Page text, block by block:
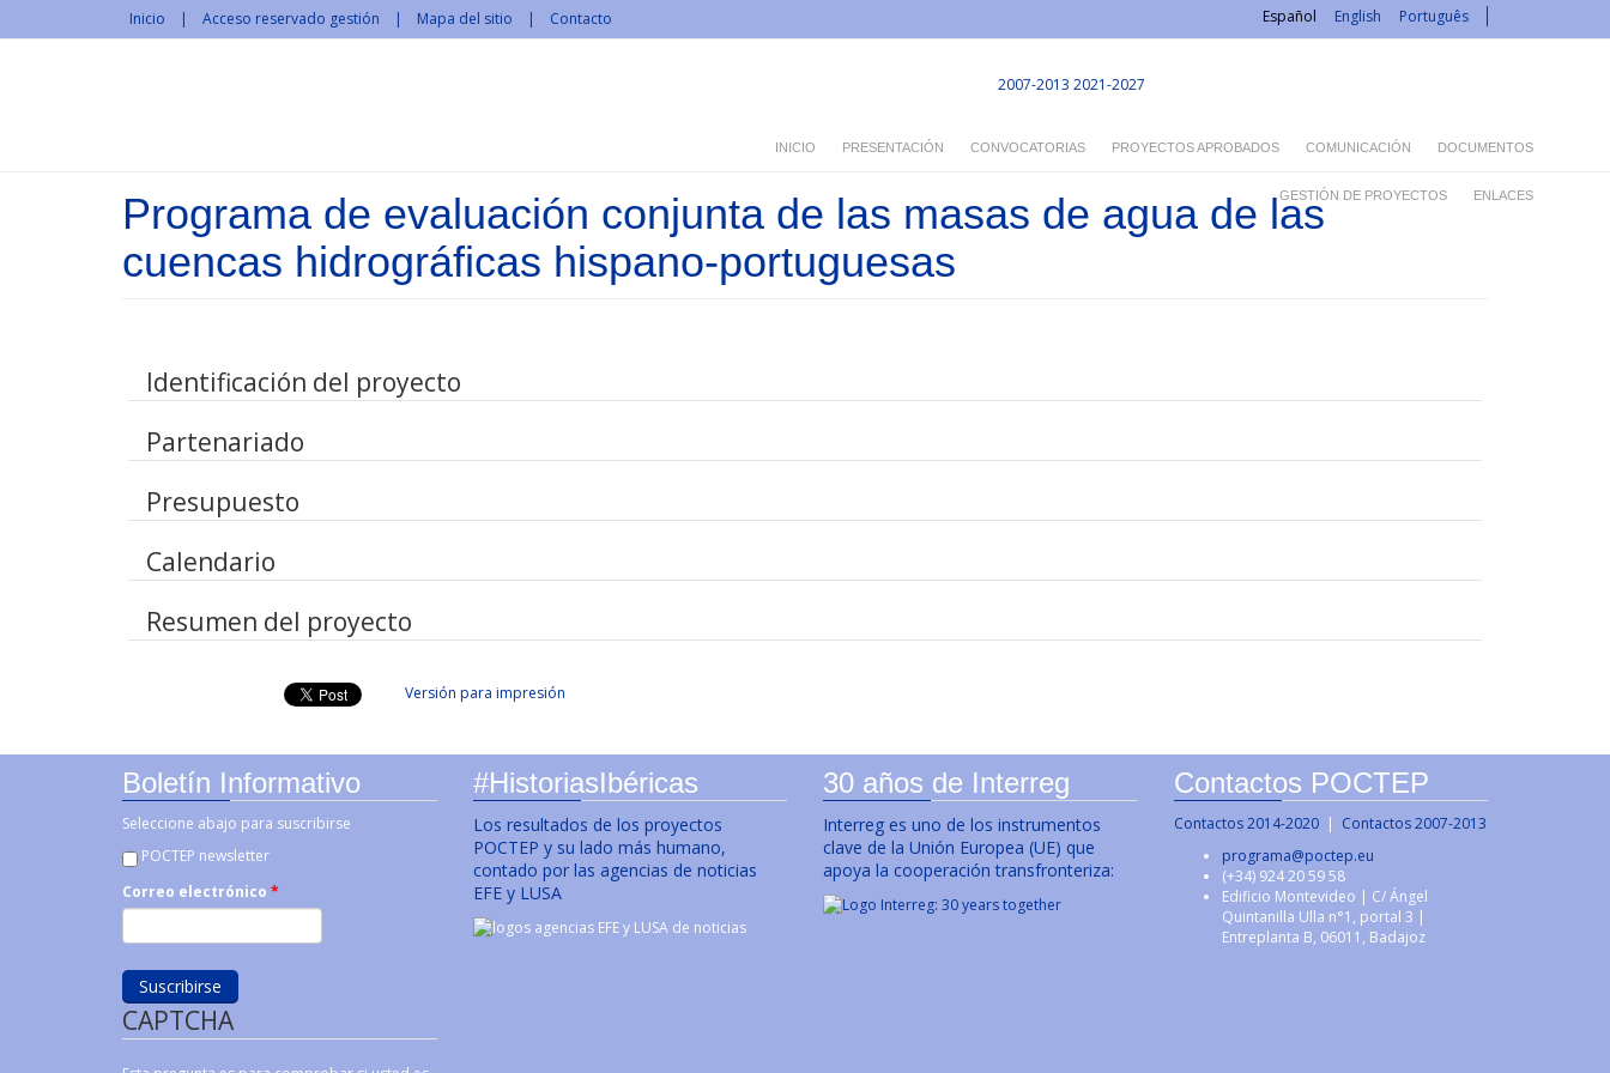
Pasar al contenido principal
Inicio Acceso reservado gestión Mapa del sitio Contacto Español English Português
INICIO PRESENTACIÓN CONVOCATORIAS PROYECTOS APROBADOS COMUNICACIÓN DOCUMENTOS
GESTIÓN DE PROYECTOS ENLACES
2007-2013 2021-2027
Programa de evaluación conjunta de las masas de agua de las
cuencas hidrográficas hispano-portuguesas
Identificación del proyecto
Partenariado
Presupuesto
Calendario
Resumen del proyecto
Versión para impresión
Boletín Informativo
Seleccione abajo para suscribirse
POCTEP newsletter
Correo electrónico *
CAPTCHA
#HistoriasIbéricas
Los resultados de los proyectos
POCTEP y su lado más humano,
contado por las agencias de noticias
EFE y LUSA
30 años de Interreg
Interreg es uno de los instrumentos
clave de la Unión Europea (UE) que
apoya la cooperación transfronteriza:
Contactos POCTEP
Contactos 2014-2020| Contactos 2007-2013
programa@poctep.eu
(+34) 924 20 59 58
Edificio Montevideo | C/ Ángel
Quintanilla Ulla n°1, portal 3 |
Entreplanta B, 06011, Badajoz